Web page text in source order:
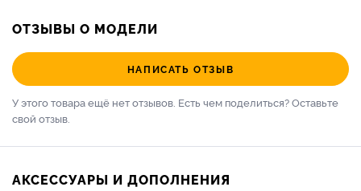
ОТЗЫВЫ О МОДЕЛИ
НАПИСАТЬ ОТЗЫВ
У этого товара ещё нет отзывов. Есть чем поделиться?Оставьте
свой отзыв.
АКСЕССУАРЫ И ДОПОЛНЕНИЯ